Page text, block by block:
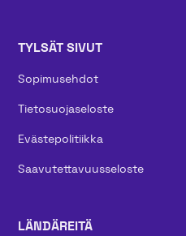
TYLSÄT SIVUT
Sopimusehdot
Tietosuojaseloste
Evästepolitiikka
Saavutettavuusseloste
LÄNDÄREITÄ